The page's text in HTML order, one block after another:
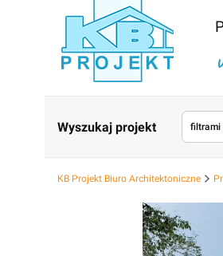
Wyszukaj projekt filtrami
KB Projekt Biuro Architektoniczne